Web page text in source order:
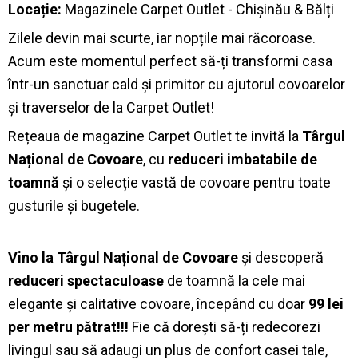
Locație: Magazinele Carpet Outlet - Chișinău & Bălți
Zilele devin mai scurte, iar nopțile mai răcoroase.
Acum este momentul perfect să-ți transformi casa
într-un sanctuar cald și primitor cu ajutorul covoarelor
și traverselor de la Carpet Outlet!
Rețeaua de magazine Carpet Outlet te invită la Târgul
Național de Covoare, cu reduceri imbatabile de
toamnă și o selecție vastă de covoare pentru toate
gusturile și bugetele.
Vino la Târgul Național de Covoare și descoperă
reduceri spectaculoase de toamnă la cele mai
elegante și calitative covoare, începând cu doar 99 lei
per metru pătrat!!! Fie că dorești să-ți redecorezi
livingul sau să adaugi un plus de confort casei tale,